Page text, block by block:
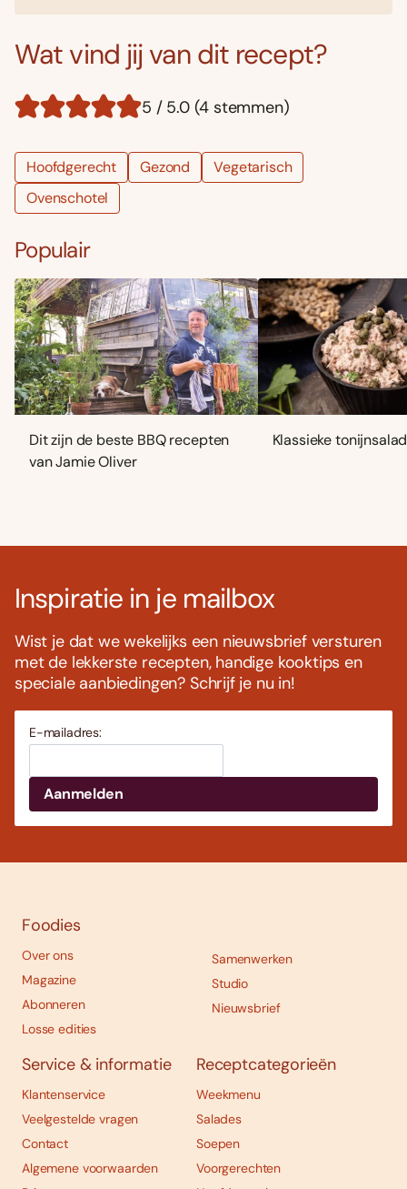
Wat vind jij van dit recept?
5 / 5.0 (4 stemmen)
Hoofdgerecht Gezond
Vegetarisch
Ovenschotel
Populair
Dit zijn de beste BBQ recepten
van Jamie Oliver
Klassieke
Inspiratie in je mailbox
Wist je dat we wekelijks een nieuwsbrief versturen
met de lekkerste recepten, handige kooktips en
speciale aanbiedingen? Schrijf je nu in!
E-mailadres:
Foodies
Over ons
Magazine
Abonneren
Losse edities
Samenwerken
Studio
Nieuwsbrief
Service & informatie
Klantenservice
Veelgestelde vragen
Contact
Algemene voorwaarden
Receptcategorieën
Weekmenu
Salades
Soepen
Voorgerechten